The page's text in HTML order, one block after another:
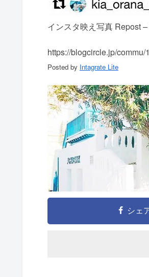
インスタ映え写真 Repost
https://blogcircle.jp/commu/
Posted by Intagrate Lite
シェ